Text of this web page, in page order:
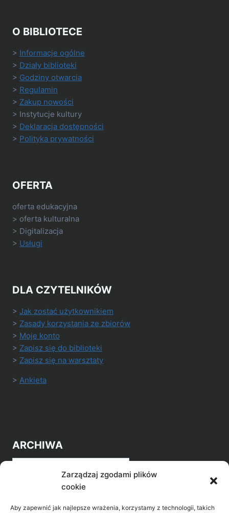
Zarządzaj zgodami plików
cookie
Aby zapewnić jak najlepsze wrażenia, korzystamy z technologii, takich
O BIBLIOTECE
> Informacje ogólne
> Działy biblioteki
> Godziny otwarcia
> Regulamin
> Zakup nowości
> Instytucje kultury
> Deklaracja dostępności
> Polityka prywatności
OFERTA
oferta edukacyjna
> oferta kulturalna
> Digitalizacja
> Usługi
DLA CZYTELNIKÓW
> Jak zostać użytkownikiem
> Zasady korzystania ze zbiorów
> Moje konto
> Zapisz się do biblioteki
> Zapisz się na warsztaty
> Ankieta
ARCHIWA
Archiwa